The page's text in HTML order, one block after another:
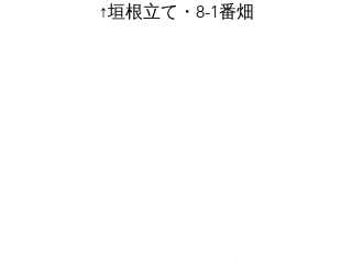
↑垣根立て・8-1番畑